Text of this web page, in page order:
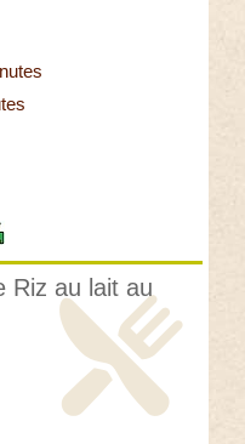
Riz au lait au